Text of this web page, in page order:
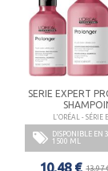
SERIE EXPERT
L'ORÉAL - SÉRIE
DISPONIBLE EN
1500 ML
10,48 € 13,97